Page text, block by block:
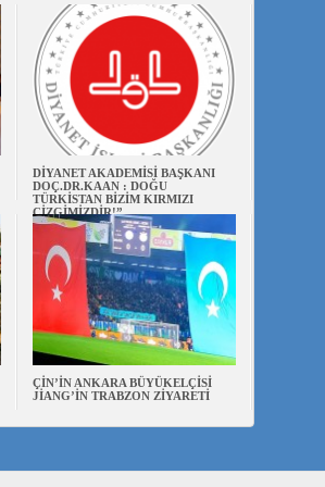
DİYANET AKADEMİSİ BAŞKANI
DOÇ.DR.KAAN : DOĞU
TÜRKİSTAN BİZİM KIRMIZI
ÇİZGİMİZDİR!”
ÇİN’İN ANKARA BÜYÜKELÇİSİ
JİANG’İN TRABZON ZİYARETİ